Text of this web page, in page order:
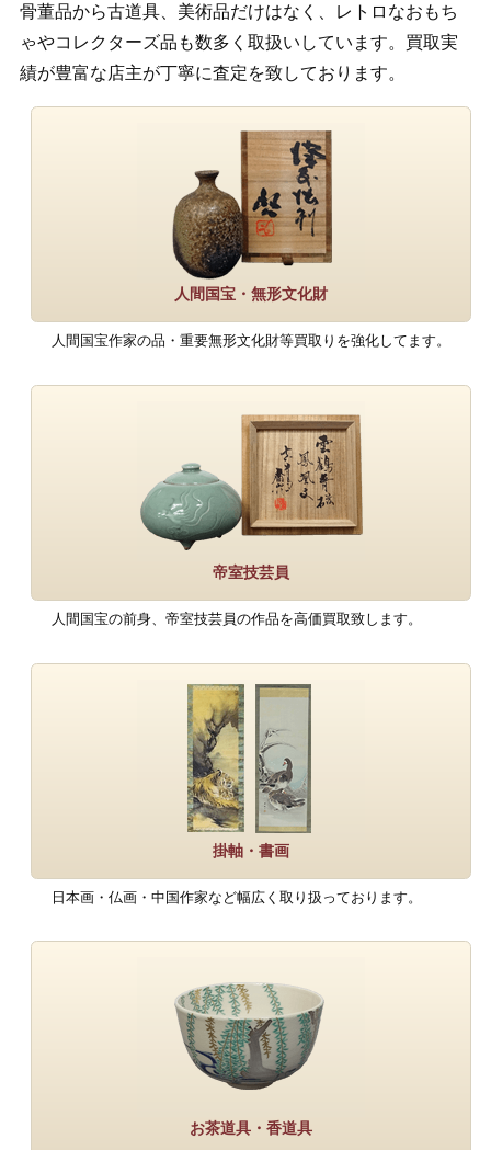
骨董品から古道具、美術品だけはなく、レトロなおもち
ゃやコレクターズ品も数多く取扱いしています。買取実
績が豊富な店主が丁寧に査定を致しております。
人間国宝・無形文化財
人間国宝作家の品・重要無形文化財等買取りを強化してます。
帝室技芸員
人間国宝の前身、帝室技芸員の作品を高価買取致します。
掛軸・書画
日本画・仏画・中国作家など幅広く取り扱っております。
お茶道具・香道具